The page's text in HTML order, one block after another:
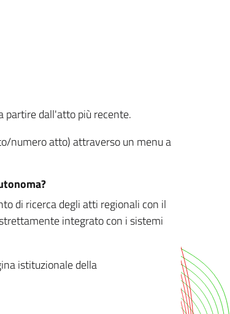
partire dall'atto più recente.
numero atto) attraverso un menu a
di ricerca degli atti regionali con il
integrato con i sistemi
istituzionale della